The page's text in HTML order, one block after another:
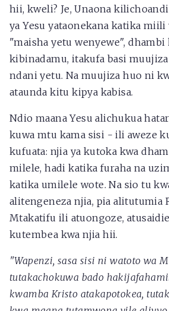
hii, kweli? Je, Unaona
ya Yesu yataonekana katika
"maisha yetu wenyewe",
kibinadamu, itakufa basi
ndani yetu. Na muujiza huo ni
ataunda kitu kipya kabisa.
Ndio maana Yesu alichukua
kuwa mtu kama sisi - ili aweze
kufuata: njia ya kutoka kwa
milele, hadi katika furaha na
katika umilele wote. Na sio tu
alitengeneza njia, pia alitutumia
Mtakatifu ili atuongoze,
kutembea kwa njia hii.
"Wapenzi, sasa sisi ni watoto wa
tutakachokuwa bado
kwamba Kristo atakapotokea,